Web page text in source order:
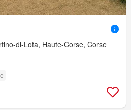
di-Lota, Haute-Corse, Corse